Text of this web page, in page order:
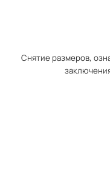
Снятие размеров,